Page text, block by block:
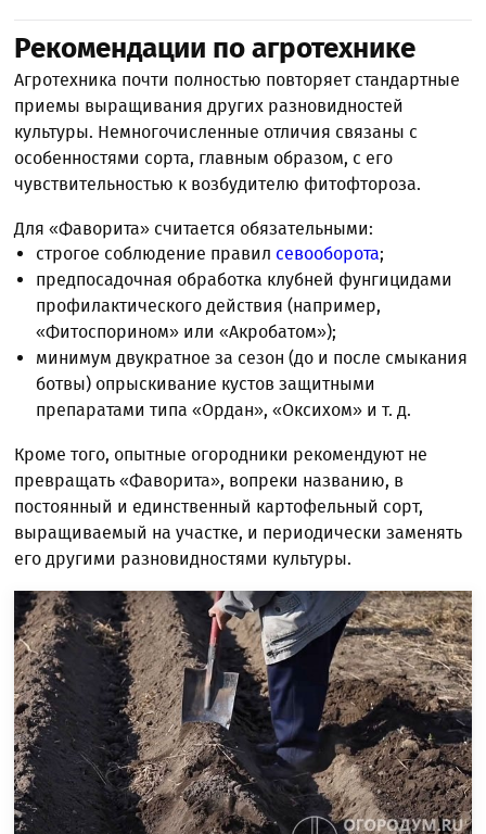
Рекомендации по агротехнике
Агротехника почти полностью повторяет стандартные
приемы выращивания других разновидностей
культуры. Немногочисленные отличия связаны с
особенностями сорта, главным образом, с его
чувствительностью к возбудителю фитофтороза.
Для «Фаворита» считается обязательными:
строгое соблюдение правил севооборота;
предпосадочная обработка клубней фунгицидами
профилактического действия (например,
«Фитоспорином» или «Акробатом»);
минимум двукратное за сезон (до и после смыкания
ботвы) опрыскивание кустов защитными
препаратами типа «Ордан», «Оксихом» и т. д.
Кроме того, опытные огородники рекомендуют не
превращать «Фаворита», вопреки названию, в
постоянный и единственный картофельный сорт,
выращиваемый на участке, и периодически заменять
его другими разновидностями культуры.